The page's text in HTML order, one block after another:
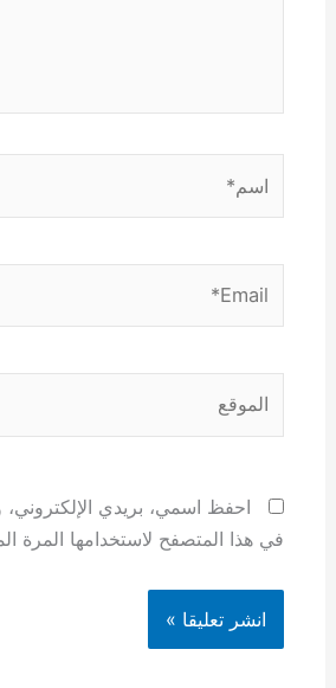
احفظ اسمي، بريدي الإلكتروني،
في هذا المتصفح لاستخدامها المرة